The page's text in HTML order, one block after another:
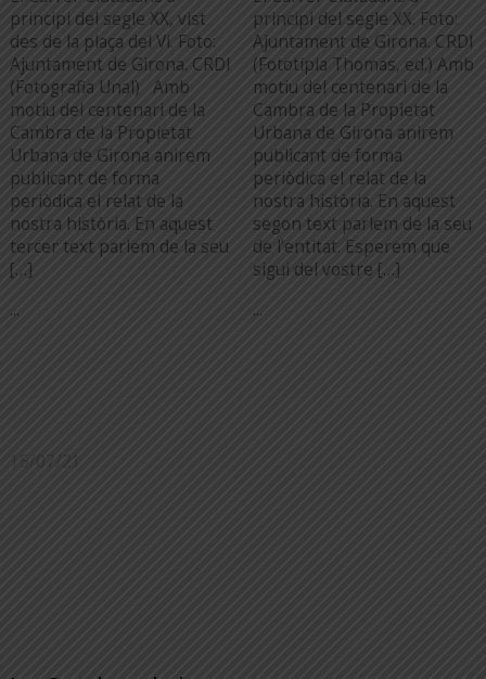
principi del segle XX, vist
des de la plaça del Vi. Foto:
Ajuntament de Girona. CRDI
(Fotografia Unal) Amb
motiu del centenari de la
Cambra de la Propietat
Urbana de Girona anirem
publicant de forma
periòdica el relat de la
nostra història. En aquest
tercer text parlem de la seu
[…]
...
principi del segle XX. Foto:
Ajuntament de Girona. CRDI
(Fototípia Thomas, ed.) Amb
motiu del centenari de la
Cambra de la Propietat
Urbana de Girona anirem
publicant de forma
periòdica el relat de la
nostra història. En aquest
segon text parlem de la seu
de l’entitat. Esperem que
sigui del vostre […]
...
15/07/21